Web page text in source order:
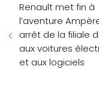
Renault met fin à
l’aventure
arrêt de la filiale
aux voitures
et aux logiciels